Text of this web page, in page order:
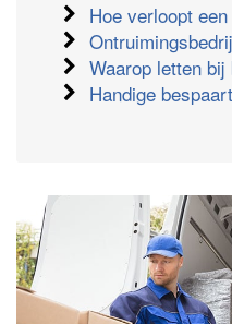
Hoe verloopt
Waarop letten
Handige